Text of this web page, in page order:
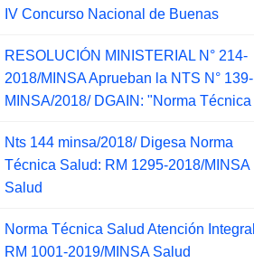
IV Concurso Nacional de Buenas
RESOLUCIÓN MINISTERIAL N° 214-
2018/MINSA Aprueban la NTS N° 139-
MINSA/2018/ DGAIN: "Norma Técnica
Nts 144 minsa/2018/ Digesa Norma
Técnica Salud: RM 1295-2018/MINSA
Salud
Norma Técnica Salud Atención Integral
RM 1001-2019/MINSA Salud